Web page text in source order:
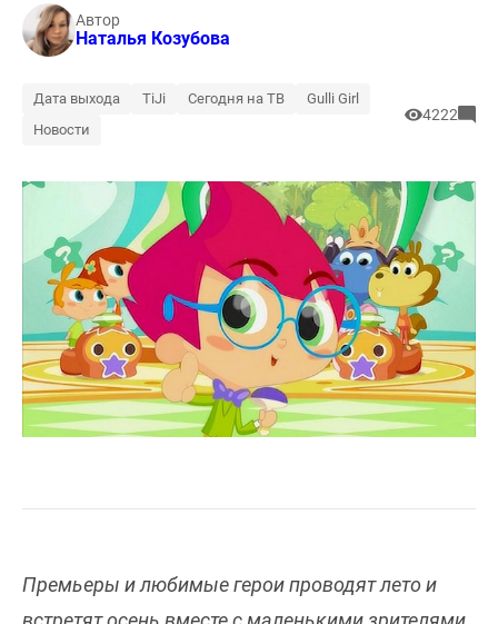
Автор
Наталья Козубова
Дата выхода TiJi Сегодня на ТВ
Gulli Girl
Новости
4222
Премьеры и любимые герои проводят лето и